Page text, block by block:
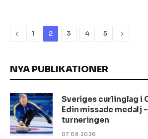
Previous
1 2 3 4 5 Next
NYA PUBLIKATIONER
Sveriges curlinglag i
Edin missade medalj
turneringen
07.08.2026